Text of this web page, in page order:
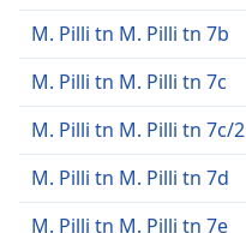
M. Pilli tn M. Pilli tn 7b
M. Pilli tn M. Pilli tn 7c
M. Pilli tn M. Pilli tn 7c/2
M. Pilli tn M. Pilli tn 7d
M. Pilli tn M. Pilli tn 7e